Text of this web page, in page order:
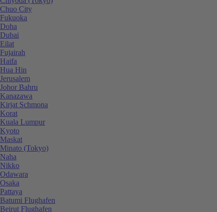
Chuo City
Fukuoka
Doha
Dubai
Eilat
Fujairah
Haifa
Hua Hin
Jerusalem
Johor Bahru
Kanazawa
Kirjat Schmona
Korat
Kuala Lumpur
Kyoto
Maskat
Minato (Tokyo)
Naha
Nikko
Odawara
Osaka
Pattaya
Batumi Flughafen
Beirut Flughafen